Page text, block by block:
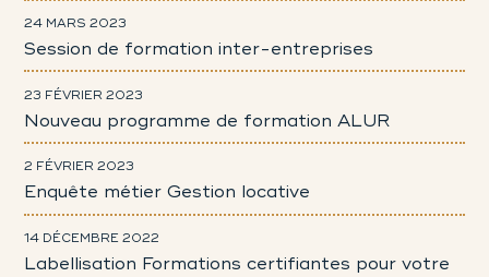
24 MARS 2023
Session de formation inter-entreprises
23 FÉVRIER 2023
Nouveau programme de formation ALUR
2 FÉVRIER 2023
Enquête métier Gestion locative
14 DÉCEMBRE 2022
Labellisation Formations certifiantes pour votre